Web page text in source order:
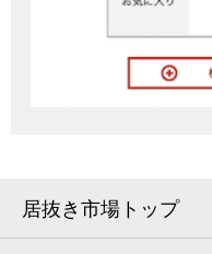
居抜き市場トップ